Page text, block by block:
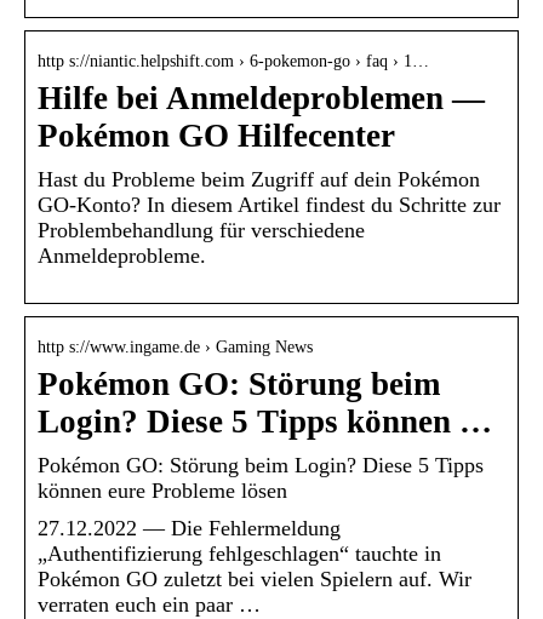
http s://niantic.helpshift.com › 6-pokemon-go › faq › 1…
Hilfe bei Anmeldeproblemen —
Pokémon GO Hilfecenter
Hast du Probleme beim Zugriff auf dein Pokémon
GO-Konto? In diesem Artikel findest du Schritte zur
Problembehandlung für verschiedene
Anmeldeprobleme.
http s://www.ingame.de › Gaming News
Pokémon GO: Störung beim
Login? Diese 5 Tipps können …
Pokémon GO: Störung beim Login? Diese 5 Tipps
können eure Probleme lösen
27.12.2022 — Die Fehlermeldung
„Authentifizierung fehlgeschlagen“ tauchte in
Pokémon GO zuletzt bei vielen Spielern auf. Wir
verraten euch ein paar …